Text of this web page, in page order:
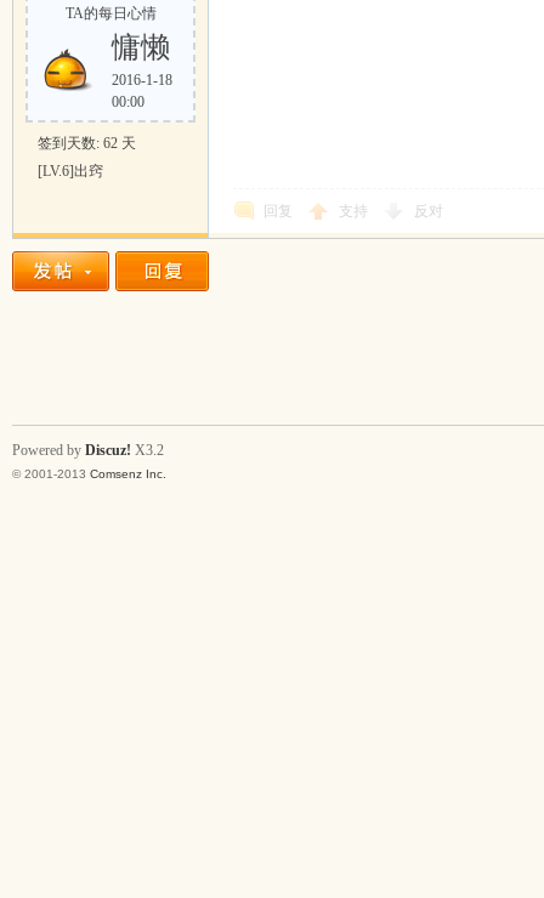
TA的每日心情
慵懒
2016-1-18
00:00
签到天数: 62 天
[LV.6]出窍
回复 支持 反对
Powered by Discuz! X3.2
© 2001-2013 Comsenz Inc.